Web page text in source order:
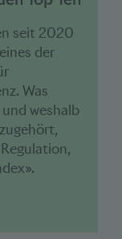
seit 2020
der
Was
weshalb